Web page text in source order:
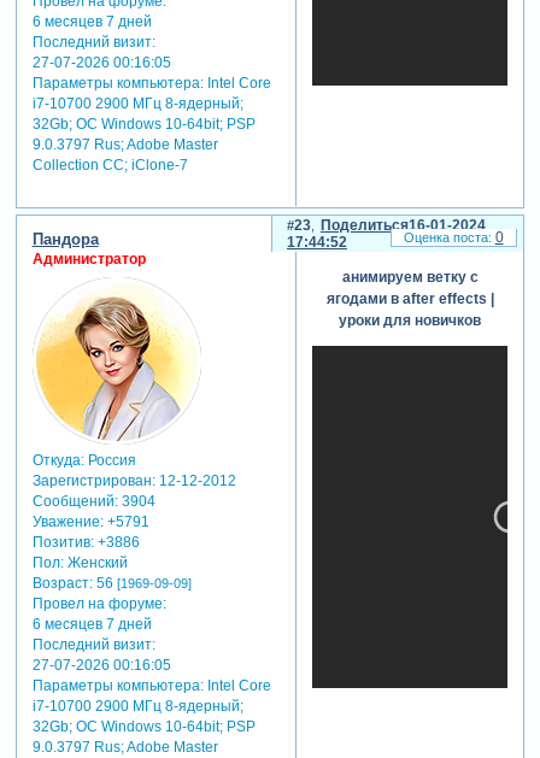
6 месяцев 7 дней
Последний визит:
27-07-2026 00:16:05
Параметры компьютера:Intel Core
i7-10700 2900 МГц 8-ядерный;
32Gb; ОС Windows 10-64bit; PSP
9.0.3797 Rus; Adobe Master
Collection СС; iClone-7
Поделиться
23
16-01-2024
17:44:52
Пандора
Администратор
Откуда:Россия
Зарегистрирован: 12-12-2012
Сообщений:3904
Уважение: +5791
Позитив: +3886
Пол:Женский
Возраст:56 [1969-09-09]
Провел на форуме:
6 месяцев 7 дней
Последний визит:
27-07-2026 00:16:05
Параметры компьютера:Intel Core
i7-10700 2900 МГц 8-ядерный;
32Gb; ОС Windows 10-64bit; PSP
9.0.3797 Rus; Adobe Master
анимируем ветку с
ягодами в after effects |
уроки для новичков
0